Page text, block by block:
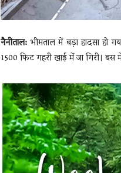
नैनीताल:भीमताल में बड़ा हादसा हो
1500 फिट गहरी खाई में जा गिरी। बस